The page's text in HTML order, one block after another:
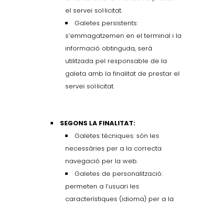
el servei sol·licitat.
Galetes persistents:
s’emmagatzemen en el terminal i la
informació obtinguda, serà
utilitzada pel responsable de la
galeta amb la finalitat de prestar el
servei sol·licitat.
SEGONS LA FINALITAT:
Galetes tècniques: són les
necessàries per a la correcta
navegació per la web.
Galetes de personalització:
permeten a l’usuari les
característiques (idioma) per a la